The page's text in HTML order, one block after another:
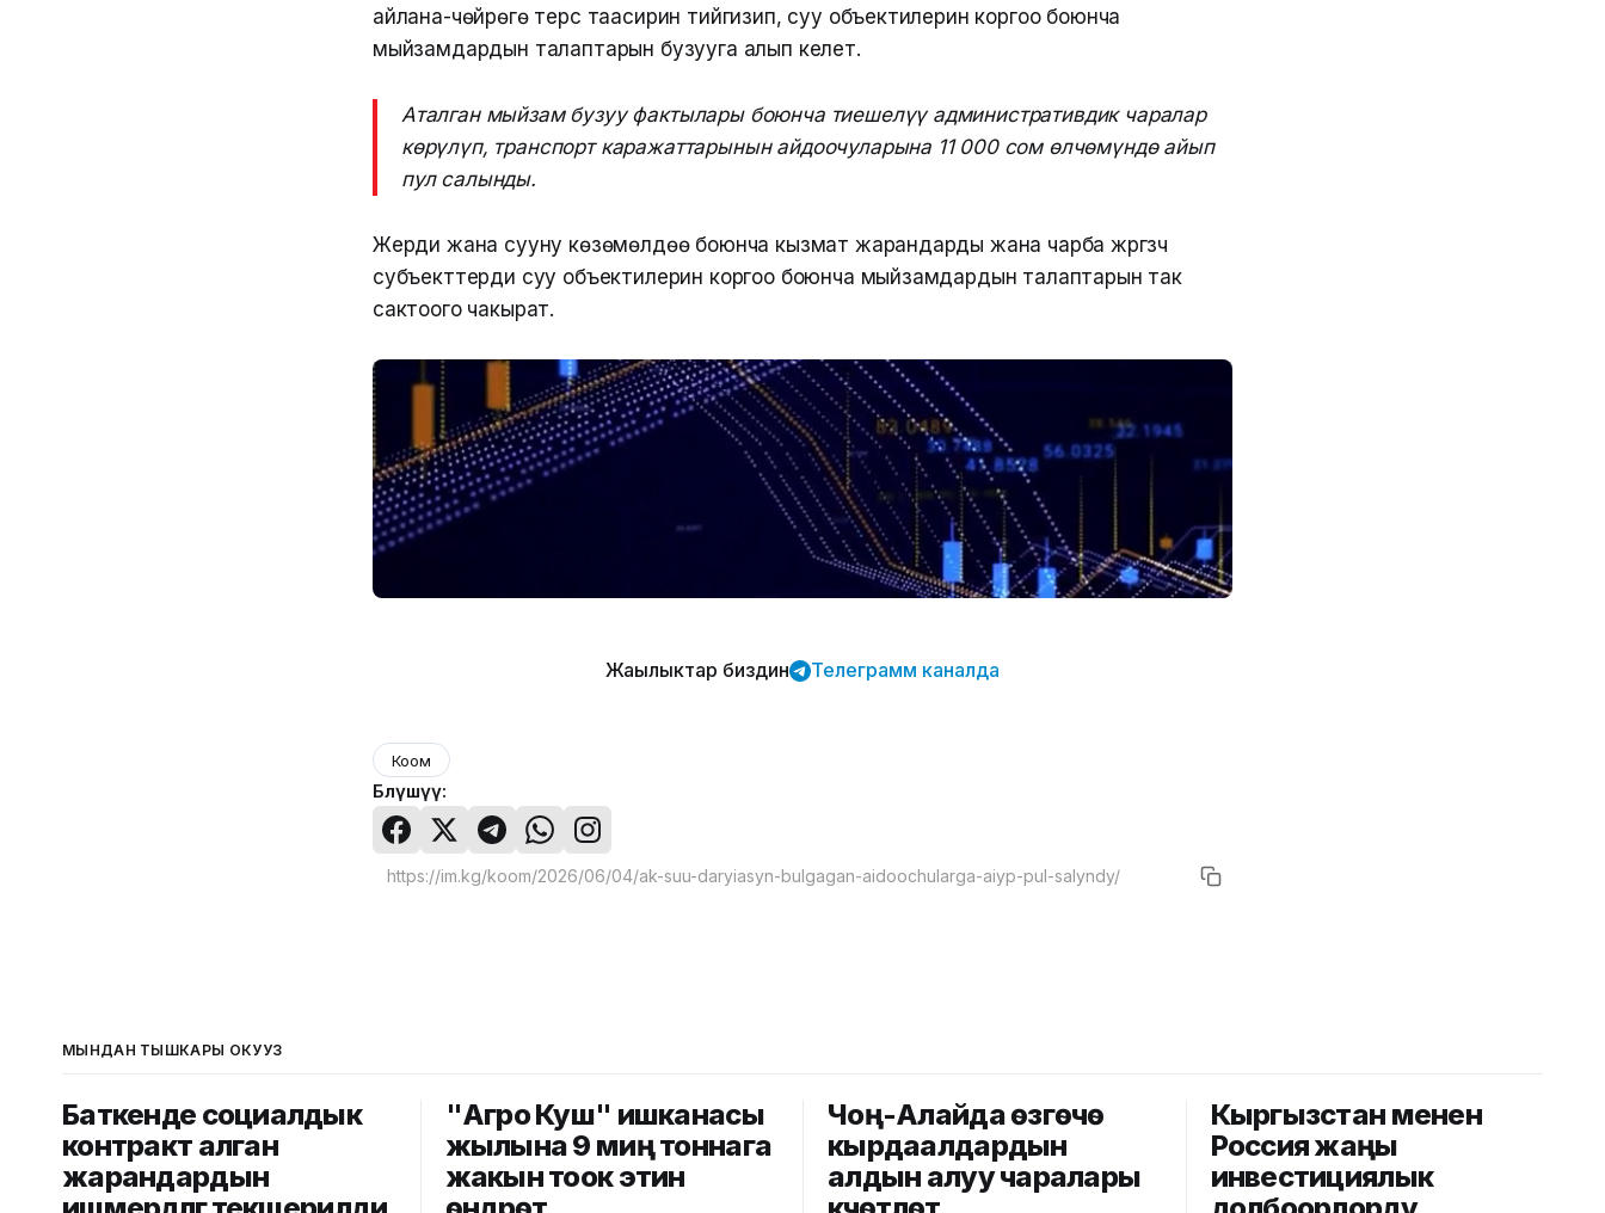
айлана-чөйрөгө терс таасирин тийгизип, суу объектилерин коргоо боюнча
мыйзамдардын талаптарын бузууга алып келет.
Аталган мыйзам бузуу фактылары боюнча тиешелүү административдик чаралар
көрүлүп, транспорт каражаттарынын айдоочуларына 11 000 сом өлчөмүндө айып
пул салынды.
Жерди жана сууну көзөмөлдөө боюнча кызмат жарандарды жана чарба жүргүзүүчү
субъекттерди суу объектилерин коргоо боюнча мыйзамдардын талаптарын так
сактоого чакырат.
Жаңылыктар биздин Телеграмм каналда
Коом
Бөлүшүү:
МЫНДАН ТЫШКАРЫ ОКУҢУЗ
Баткенде социалдык
контракт алган
жарандардын
"Агро Куш" ишканасы
жылына 9 миң тоннага
жакын тоок этин
Чоң-Алайда өзгөчө
кырдаалдардын
алдын алуу чаралары
Кыргызстан менен
Россия жаңы
инвестициялык